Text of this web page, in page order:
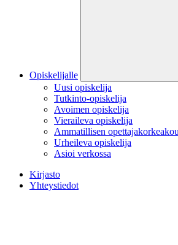
Opiskelijalle
Uusi opiskelija
Tutkinto-opiskelija
Avoimen opiskelija
Vieraileva opiskelija
Ammatillisen
Urheileva opiskelija
Asioi verkossa
Kirjasto
Yhteystiedot